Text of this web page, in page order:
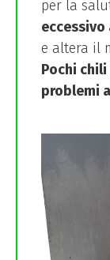
per la
e altera il
Pochi
problemi